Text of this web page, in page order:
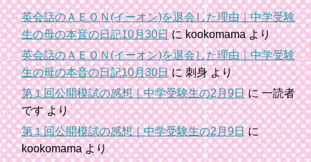
英会話のＡＥＯＮ(イーオン)を退会した理由｜中学受験
生の母の本音の日記10月30日にkookomamaより
英会話のＡＥＯＮ(イーオン)を退会した理由｜中学受験
生の母の本音の日記10月30日に刺身より
第１回公開模試の感想｜中学受験生の2月9日に一読者
ですより
第１回公開模試の感想｜中学受験生の2月9日に
kookomamaより